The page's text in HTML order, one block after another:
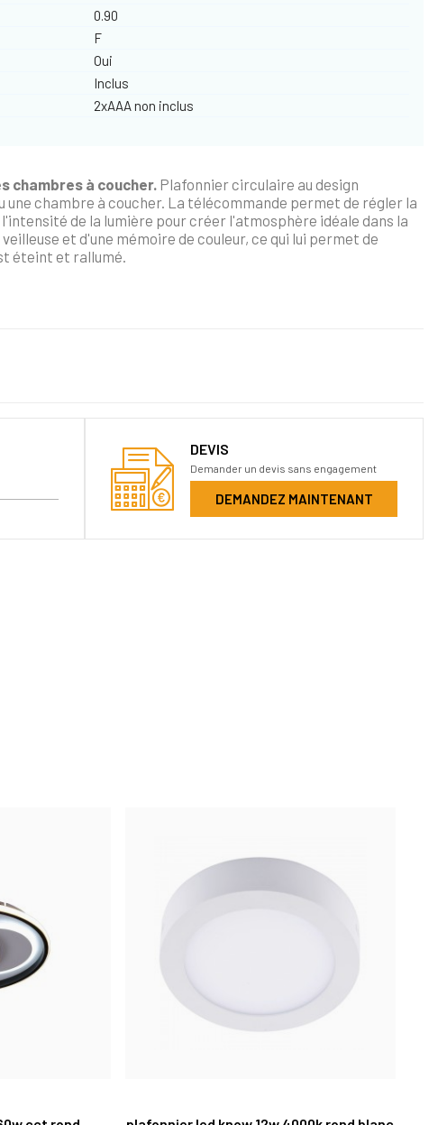
0.90
F
Oui
Inclus
2xAAA non inclus
chambres à coucher. Plafonnier circulaire au design
une chambre à coucher. La télécommande permet de régler la
de la lumière pour créer l'atmosphère idéale dans la
et d'une mémoire de couleur, ce qui lui permet de
éteint et rallumé.
DEVIS
Demander un devis sans engagement
DEMANDEZ MAINTENANT